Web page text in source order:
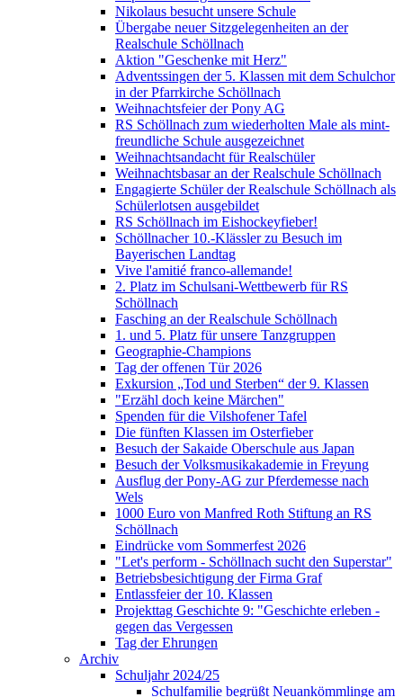
Nikolaus besucht unsere Schule
Übergabe neuer Sitzgelegenheiten an der
Realschule Schöllnach
Aktion "Geschenke mit Herz"
Adventssingen der 5. Klassen mit dem Schulchor
in der Pfarrkirche Schöllnach
Weihnachtsfeier der Pony AG
RS Schöllnach zum wiederholten Male als mint-
freundliche Schule ausgezeichnet
Weihnachtsandacht für Realschüler
Weihnachtsbasar an der Realschule Schöllnach
Engagierte Schüler der Realschule Schöllnach als
Schülerlotsen ausgebildet
RS Schöllnach im Eishockeyfieber!
Schöllnacher 10.-Klässler zu Besuch im
Bayerischen Landtag
Vive l'amitié franco-allemande!
2. Platz im Schulsani-Wettbewerb für RS
Schöllnach
Fasching an der Realschule Schöllnach
1. und 5. Platz für unsere Tanzgruppen
Geographie-Champions
Tag der offenen Tür 2026
Exkursion „Tod und Sterben“ der 9. Klassen
"Erzähl doch keine Märchen"
Spenden für die Vilshofener Tafel
Die fünften Klassen im Osterfieber
Besuch der Sakaide Oberschule aus Japan
Besuch der Volksmusikakademie in Freyung
Ausflug der Pony-AG zur Pferdemesse nach
Wels
1000 Euro von Manfred Roth Stiftung an RS
Schöllnach
Eindrücke vom Sommerfest 2026
"Let's perform - Schöllnach sucht den Superstar"
Betriebsbesichtigung der Firma Graf
Entlassfeier der 10. Klassen
Projekttag Geschichte 9: "Geschichte erleben -
gegen das Vergessen
Tag der Ehrungen
Archiv
Schuljahr 2024/25
Schulfamilie begrüßt Neuankömmlinge am